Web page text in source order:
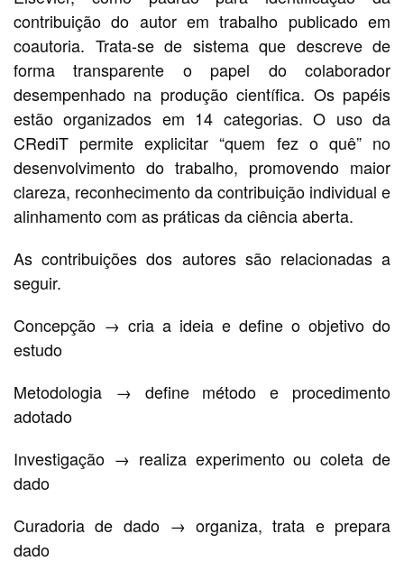
contribuição do autor em trabalho publicado em
coautoria. Trata-se de sistema que descreve de
forma transparente o papel do colaborador
desempenhado na produção científica. Os papéis
estão organizados em 14 categorias. O uso da
CRediT permite explicitar “quem fez o quê” no
desenvolvimento do trabalho, promovendo maior
clareza, reconhecimento da contribuição individual e
alinhamento com as práticas da ciência aberta.
As contribuições dos autores são relacionadas a
seguir.
Concepção → cria a ideia e define o objetivo do
estudo
Metodologia → define método e procedimento
adotado
Investigação → realiza experimento ou coleta de
dado
Curadoria de dado → organiza, trata e prepara
dado